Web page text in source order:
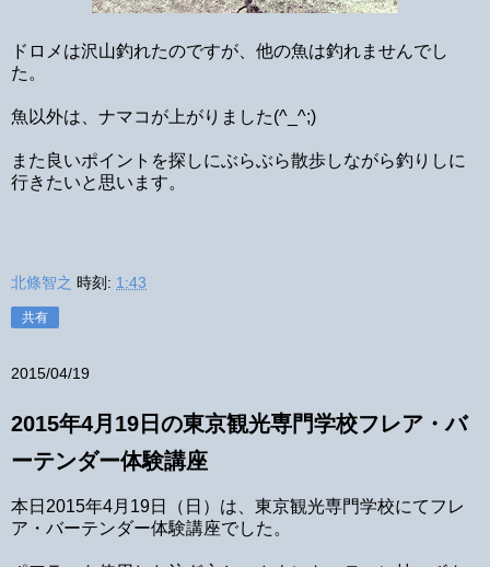
ドロメは沢山釣れたのですが、他の魚は釣れませんでし
た。
魚以外は、ナマコが上がりました(^_^;)
また良いポイントを探しにぶらぶら散歩しながら釣りしに
行きたいと思います。
北條智之 時刻: 1:43
共有
2015/04/19
2015年4月19日の東京観光専門学校フレア・バ
ーテンダー体験講座
本日2015年4月19日（日）は、東京観光専門学校にてフレ
ア・バーテンダー体験講座でした。